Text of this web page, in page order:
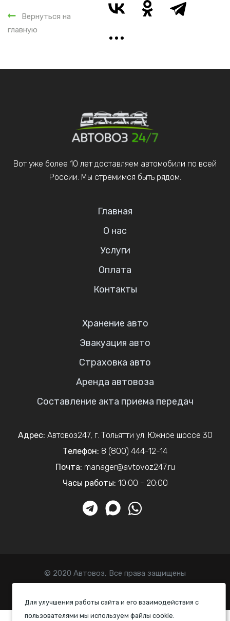
Для улучшения работы сайта и его взаимодействия с
пользователями мы используем файлы cookie.
Вернуться на
главную
Вот уже более 10 лет доставляем автомобили по всей
России. Мы стремимся быть рядом.
Главная
О нас
Услуги
Оплата
Контакты
Хранение авто
Эвакуация авто
Страховка авто
Аренда автовоза
Составление акта приема передач
Адрес: Автовоз247, г. Тольятти ул. Южное шоссе 30
Телефон: 8 (800) 444-12-14
Почта: manager@avtovoz247.ru
Часы работы: 10:00 - 20:00
© 2020 Автовоз, Все права защищены